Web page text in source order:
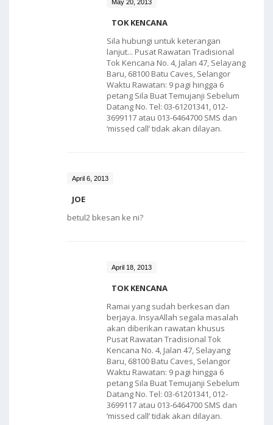
May 20, 2013
TOK KENCANA
Sila hubungi untuk keterangan
lanjut... Pusat Rawatan Tradisional
Tok Kencana No. 4, Jalan 47, Selayang
Baru, 68100 Batu Caves, Selangor
Waktu Rawatan: 9 pagi hingga 6
petang Sila Buat Temujanji Sebelum
Datang No. Tel: 03-61201341, 012-
3699117 atau 013-6464700 SMS dan
‘missed call’ tidak akan dilayan.
April 6, 2013
JOE
betul2 bkesan ke ni?
April 18, 2013
TOK KENCANA
Ramai yang sudah berkesan dan
berjaya. InsyaAllah segala masalah
akan diberikan rawatan khusus
Pusat Rawatan Tradisional Tok
Kencana No. 4, Jalan 47, Selayang
Baru, 68100 Batu Caves, Selangor
Waktu Rawatan: 9 pagi hingga 6
petang Sila Buat Temujanji Sebelum
Datang No. Tel: 03-61201341, 012-
3699117 atau 013-6464700 SMS dan
‘missed call’ tidak akan dilayan.